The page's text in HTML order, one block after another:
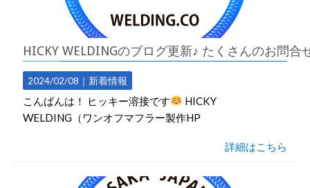
HICKY WELDINGのブログ更新♪ たくさんのお問
2024/02/08｜ 新着情報
こんばんは！ ヒッキー溶接です
HICKY
WELDING（ワンオフマフラー製作HP
詳細はこちら